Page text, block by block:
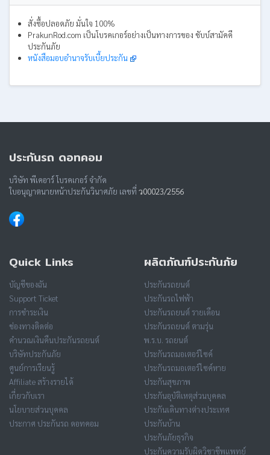
สั่งซื้อปลอดภัย มั่นใจ 100%
PrakunRod.com เป็นโบรคเกอร์อย่างเป็นทางการของ ชับบ์สามัคคี
ประกันภัย
หนังสือมอบอำนาจรับเบี้ยประกัน
ประกันรถ ดอทคอม
บริษัท พีเคอาร์ โบรคเกอร์ จำกัด
ใบอนุญาตนายหน้าประกันวินาศภัย เลขที่ ว00023/2556
Quick Links
บัญชีของฉัน
Support Ticket
การชำระเงิน
ช่องทางติดต่อ
คำนวณเงินคืนประกันรถยนต์
บริษัทประกันภัย
ศูนย์การเรียนรู้
Affiliate สร้างรายได้
เกี่ยวกับเรา
นโยบายส่วนบุคคล
ประกาศ ประกันรถ ดอทคอม
ผลิตภัณฑ์ประกันภัย
ประกันรถยนต์
ประกันรถไฟฟ้า
ประกันรถยนต์ รายเดือน
ประกันรถยนต์ ตามรุ่น
พ.ร.บ. รถยนต์
ประกันรถมอเตอร์ไซค์
ประกันรถมอเตอร์ไซค์หาย
ประกันสุขภาพ
ประกันอุบัติเหตุส่วนบุคคล
ประกันเดินทางต่างประเทศ
ประกันบ้าน
ประกันภัยธุรกิจ
ประกันความรับผิดวิชาชีพแพทย์